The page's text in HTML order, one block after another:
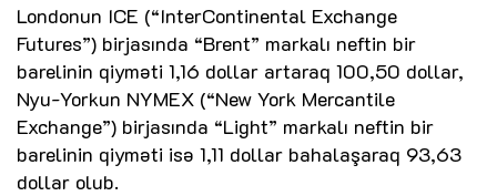
Londonun ICE (“InterContinental Exchange
Futures”) birjasında “Brent” markalı neftin bir
barelinin qiyməti 1,16 dollar artaraq 100,50 dollar,
Nyu-Yorkun NYMEX (“New York Mercantile
Exchange”) birjasında “Light” markalı neftin bir
barelinin qiyməti isə 1,11 dollar bahalaşaraq 93,63
dollar olub.